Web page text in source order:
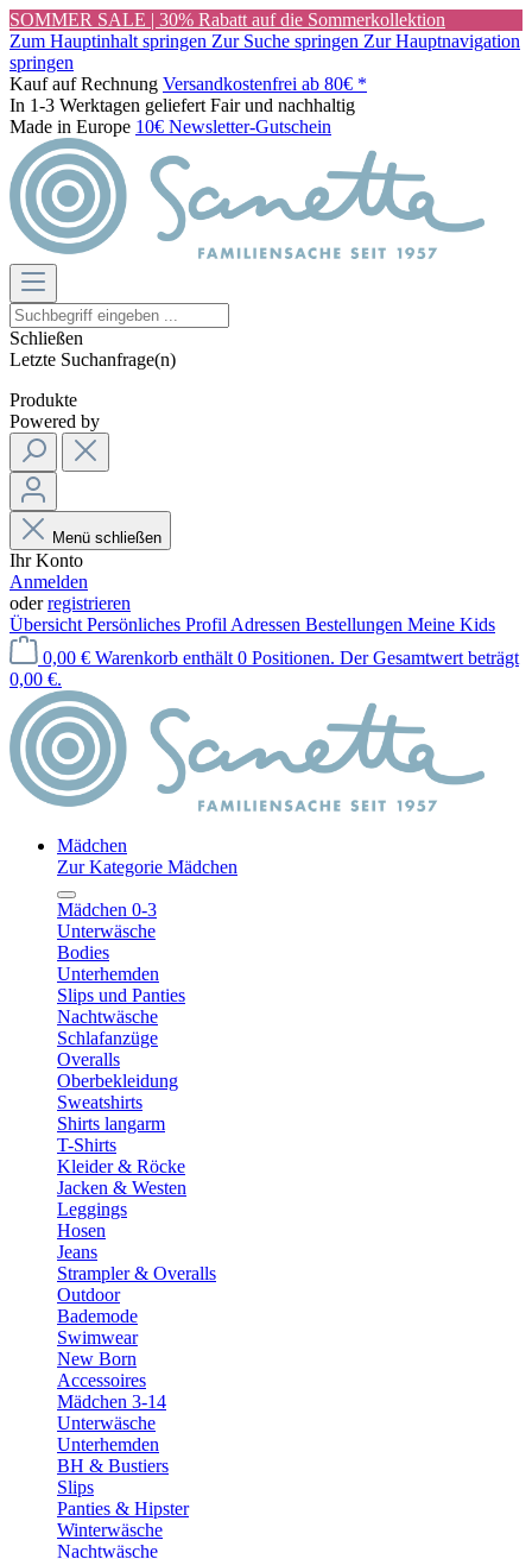
SOMMER SALE | 30% Rabatt auf die Sommerkollektion
Zum Hauptinhalt springen Zur Suche springen Zur Hauptnavigation
springen
Kauf auf Rechnung Versandkostenfrei ab 80€ *
In 1-3 Werktagen geliefert Fair und nachhaltig
Made in Europe 10€ Newsletter-Gutschein
Schließen
Letzte Suchanfrage(n)
Produkte
Powered by
Menü schließen
Ihr Konto
Anmelden
oderregistrieren
Übersicht Persönliches Profil Adressen Bestellungen Meine Kids
0,00 € Warenkorb enthält 0 Positionen. Der Gesamtwert beträgt
0,00 €.
Mädchen
Zur Kategorie Mädchen
Mädchen 0-3
Unterwäsche
Bodies
Unterhemden
Slips und Panties
Nachtwäsche
Schlafanzüge
Overalls
Oberbekleidung
Sweatshirts
Shirts langarm
T-Shirts
Kleider & Röcke
Jacken & Westen
Leggings
Hosen
Jeans
Strampler & Overalls
Outdoor
Bademode
Swimwear
New Born
Accessoires
Mädchen 3-14
Unterwäsche
Unterhemden
BH & Bustiers
Slips
Panties & Hipster
Winterwäsche
Nachtwäsche